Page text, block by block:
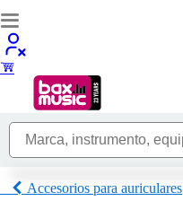
Accesorios para auriculares